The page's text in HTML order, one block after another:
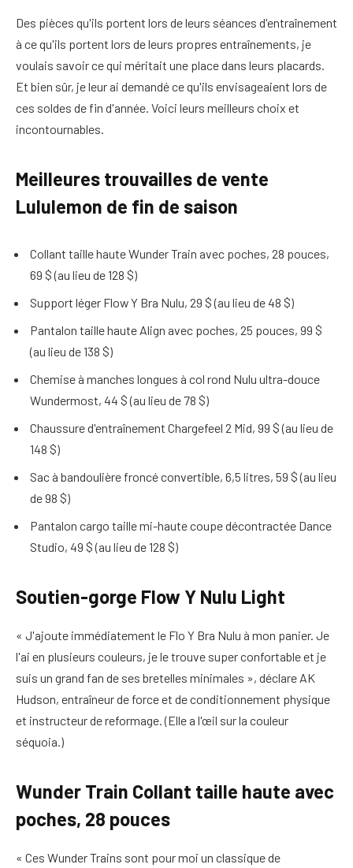
Des pièces qu'ils portent lors de leurs séances d'entraînement
à ce qu'ils portent lors de leurs propres entraînements, je
voulais savoir ce qui méritait une place dans leurs placards.
Et bien sûr, je leur ai demandé ce qu'ils envisageaient lors de
ces soldes de fin d'année. Voici leurs meilleurs choix et
incontournables.
Meilleures trouvailles de vente
Lululemon de fin de saison
Collant taille haute Wunder Train avec poches, 28 pouces,
69 $ (au lieu de 128 $)
Support léger Flow Y Bra Nulu, 29 $ (au lieu de 48 $)
Pantalon taille haute Align avec poches, 25 pouces, 99 $
(au lieu de 138 $)
Chemise à manches longues à col rond Nulu ultra-douce
Wundermost, 44 $ (au lieu de 78 $)
Chaussure d'entraînement Chargefeel 2 Mid, 99 $ (au lieu de
148 $)
Sac à bandoulière froncé convertible, 6,5 litres, 59 $ (au lieu
de 98 $)
Pantalon cargo taille mi-haute coupe décontractée Dance
Studio, 49 $ (au lieu de 128 $)
Soutien-gorge Flow Y Nulu Light
« J'ajoute immédiatement le Flo Y Bra Nulu à mon panier. Je
l'ai en plusieurs couleurs, je le trouve super confortable et je
suis un grand fan de ses bretelles minimales », déclare AK
Hudson, entraîneur de force et de conditionnement physique
et instructeur de reformage. (Elle a l'œil sur la couleur
séquoia.)
Wunder Train Collant taille haute avec
poches, 28 pouces
« Ces Wunder Trains sont pour moi un classique de